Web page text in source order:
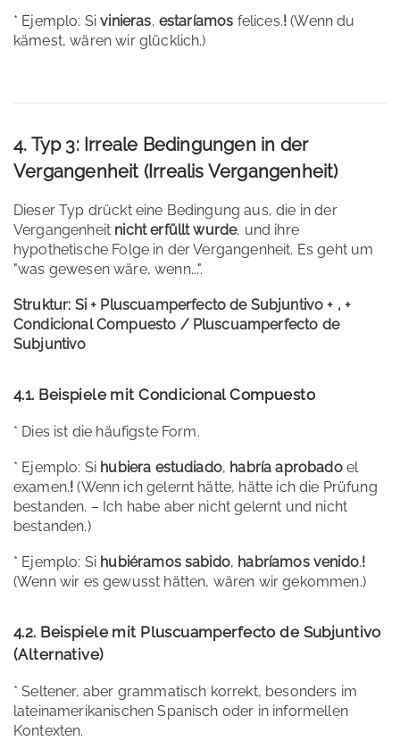
* Ejemplo: Sivinieras, estaríamos felices.! (Wenn du
kämest, wären wir glücklich.)
4. Typ 3: Irreale Bedingungen in der
Vergangenheit (Irrealis Vergangenheit)
Dieser Typ drückt eine Bedingung aus, die in der
Vergangenheit nicht erfüllt wurde, und ihre
hypothetische Folge in der Vergangenheit. Es geht um
"was gewesen wäre, wenn...".
Struktur: Si + Pluscuamperfecto de Subjuntivo + , +
Condicional Compuesto / Pluscuamperfecto de
Subjuntivo
4.1. Beispiele mit Condicional Compuesto
* Dies ist die häufigste Form.
* Ejemplo: Si hubiera estudiado, habría aprobadoel
examen.! (Wenn ich gelernt hätte, hätte ich die Prüfung
bestanden. – Ich habe aber nicht gelernt und nicht
bestanden.)
* Ejemplo: Si hubiéramos sabido, habríamos venido.!
(Wenn wir es gewusst hätten, wären wir gekommen.)
4.2. Beispiele mit Pluscuamperfecto de Subjuntivo
(Alternative)
* Seltener, aber grammatisch korrekt, besonders im
lateinamerikanischen Spanisch oder in informellen
Kontexten.